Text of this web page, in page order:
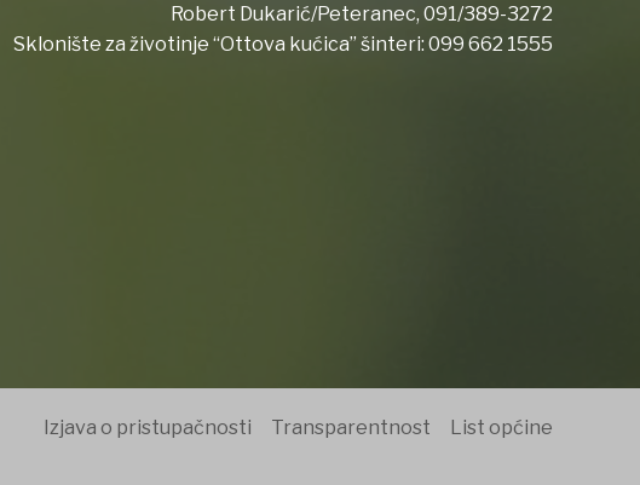
Robert Dukarić/Peteranec, 091/389-3272
Sklonište za životinje “Ottova kućica” šinteri: 099 662 1555
Izjava o pristupačnosti Transparentnost List općine